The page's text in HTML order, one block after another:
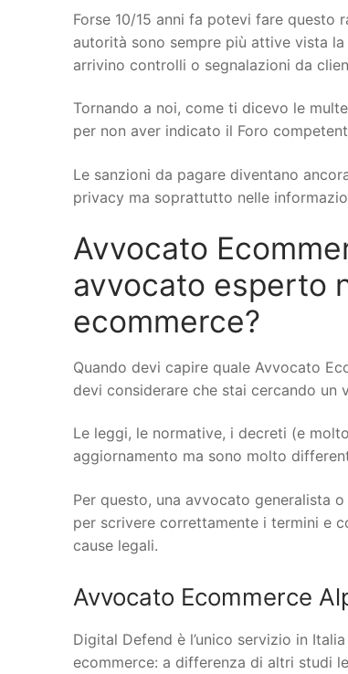
Forse 10/15 anni fa potevi fare questo
autorità sono sempre più attive vista
arrivino controlli o segnalazioni da
Tornando a noi, come ti dicevo le
per non aver indicato il Foro
Le sanzioni da pagare diventano
privacy ma soprattutto nelle
Avvocato
avvocato esperto
ecommerce?
Quando devi capire quale Avvocato
devi considerare che stai cercando
Le leggi, le normative, i decreti (e
aggiornamento ma sono molto
Per questo, una avvocato generalista
per scrivere correttamente i termini e
cause legali.
Avvocato Ecommerce
Digital Defend è l’unico servizio in
ecommerce: a differenza di altri studi